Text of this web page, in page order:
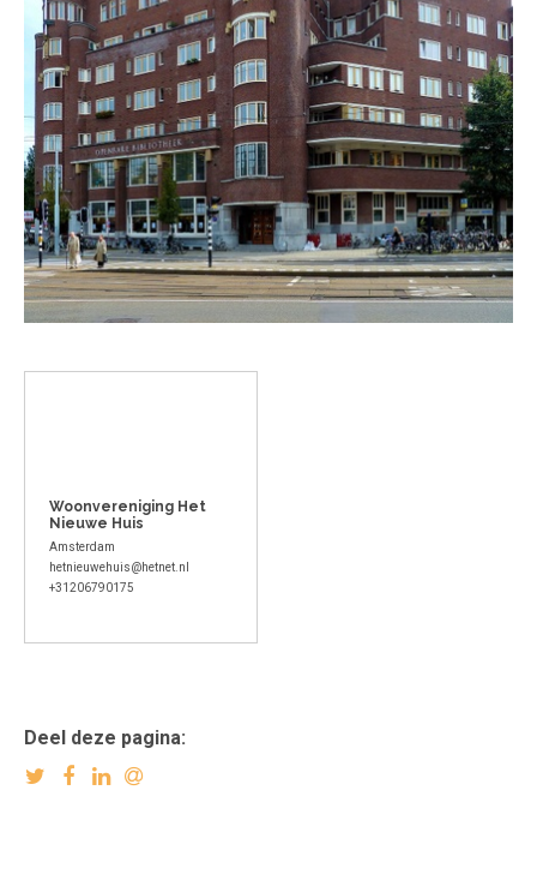
Woonvereniging Het
Nieuwe Huis
Amsterdam
hetnieuwehuis@hetnet.nl
+31206790175
Deel deze pagina: